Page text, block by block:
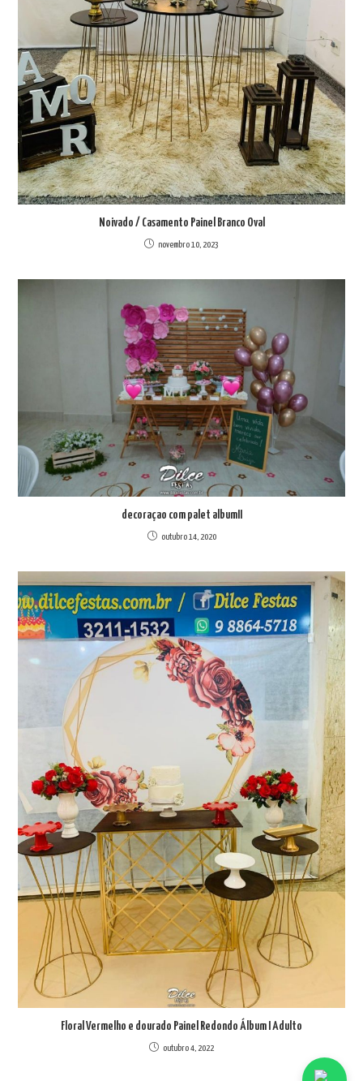
Noivado / Casamento Painel Branco Oval
novembro 10, 2023
decoraçao com palet albumII
outubro 14, 2020
Floral Vermelho e dourado Painel Redondo Álbum I Adulto
outubro 4, 2022